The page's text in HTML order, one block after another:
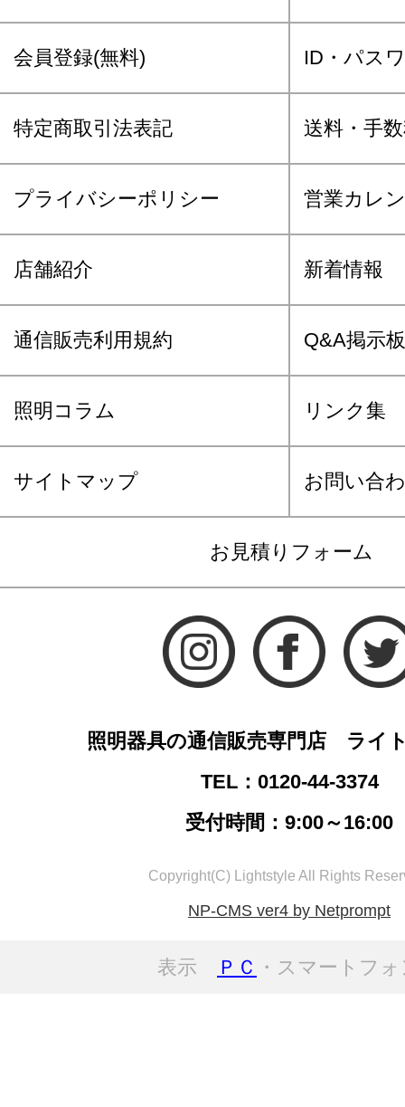
会員登録(無料) ID・パス
特定商取引法表記 送料・手
プライバシーポリシー 営業カレ
店舗紹介 新着情報
通信販売利用規約 Q&A掲示板
照明コラム リンク集
サイトマップ お問い合
お見積りフォーム
照明器具の通信販売専門店 ライ
TEL：0120-44-3374
受付時間：9:00～16:00
Copyright(C) Lightstyle All Rights
NP-CMS ver4 by Netprompt
表示 ＰＣ ・スマートフ